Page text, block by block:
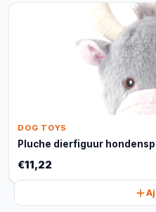
DOG TOYS
Pluche dierfiguur
€11,22